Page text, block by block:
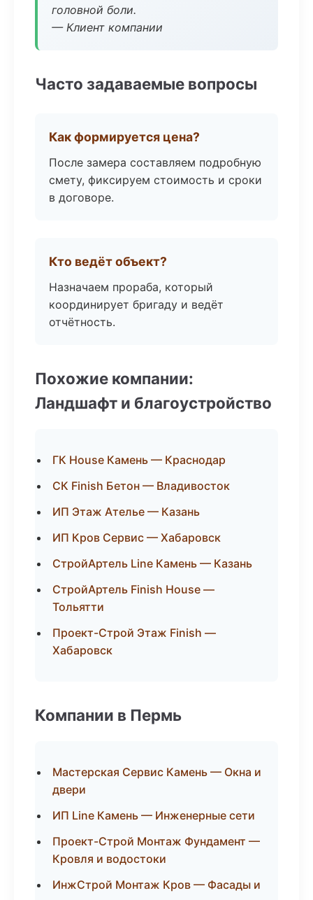
головной боли.
— Клиент компании
Часто задаваемые вопросы
Как формируется цена?
После замера составляем подробную
смету, фиксируем стоимость и сроки
в договоре.
Кто ведёт объект?
Назначаем прораба, который
координирует бригаду и ведёт
отчётность.
Похожие компании:
Ландшафт и благоустройство
ГК House Камень — Краснодар
СК Finish Бетон — Владивосток
ИП Этаж Ателье — Казань
ИП Кров Сервис — Хабаровск
СтройАртель Line Камень — Казань
СтройАртель Finish House —
Тольятти
Проект-Строй Этаж Finish —
Хабаровск
Компании в Пермь
Мастерская Сервис Камень — Окна и
двери
ИП Line Камень — Инженерные сети
Проект-Строй Монтаж Фундамент —
Кровля и водостоки
ИнжСтрой Монтаж Кров — Фасады и